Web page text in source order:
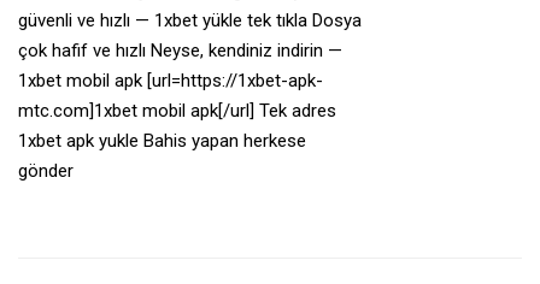
güvenli ve hızlı — 1xbet yükle tek tıkla Dosya
çok hafif ve hızlı Neyse, kendiniz indirin —
1xbet mobil apk [url=https://1xbet-apk-
mtc.com]1xbet mobil apk[/url] Tek adres
1xbet apk yukle Bahis yapan herkese
gönder